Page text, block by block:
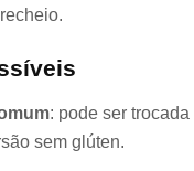
: pode ser
sem glúten.